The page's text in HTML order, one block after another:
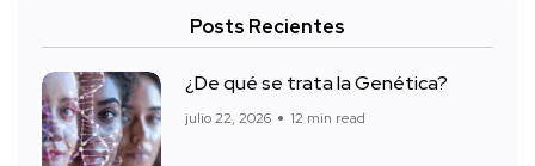
Posts Recientes
¿De qué se trata la Genética?
julio 22, 2026 12 min read